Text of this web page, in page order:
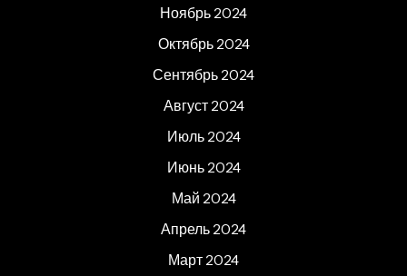
Ноябрь 2024
Октябрь 2024
Сентябрь 2024
Август 2024
Июль 2024
Июнь 2024
Май 2024
Апрель 2024
Март 2024